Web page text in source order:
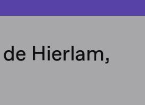
Hierlam,